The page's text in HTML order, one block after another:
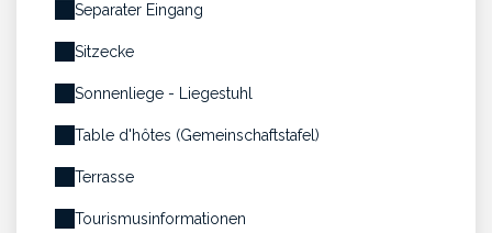
Separater Eingang
Sitzecke
Sonnenliege - Liegestuhl
Table d'hôtes (Gemeinschaftstafel)
Terrasse
Tourismusinformationen